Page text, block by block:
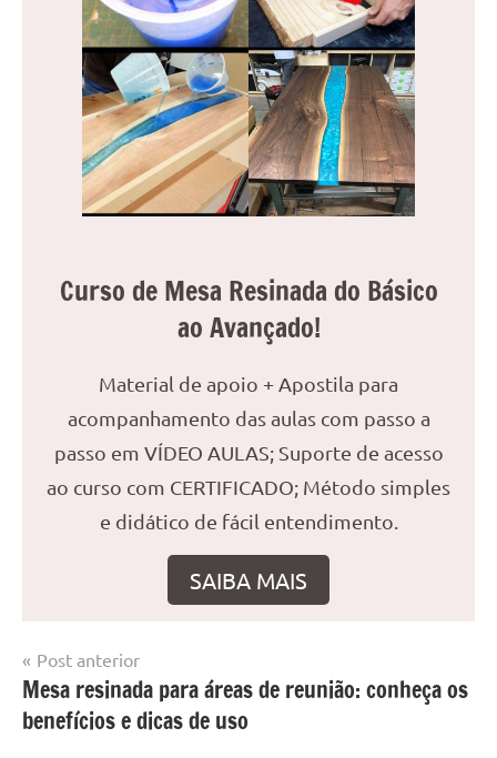
Curso de Mesa Resinada do Básico
ao Avançado!
Material de apoio + Apostila para
acompanhamento das aulas com passo a
passo em VÍDEO AULAS; Suporte de acesso
ao curso com CERTIFICADO; Método simples
e didático de fácil entendimento.
SAIBA MAIS
Marcado
com
mesa
Mesa
resinada
Navegação
de
Post
Post anterior
Mesa resinada para áreas de reunião: conheça os
benefícios e dicas de uso